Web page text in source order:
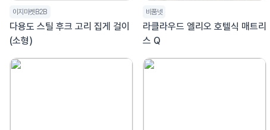
이지마켓B2B
다용도 스틸 후크 고리 집게 걸이
(소형)
비품넷
라클라우드 엘리오 호텔식 매트리
스 Q